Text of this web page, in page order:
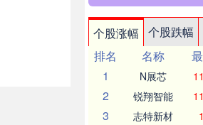
个股涨幅 个股跌幅
排名
名称
1
N展芯
2 锐翔智能
3 志特新材